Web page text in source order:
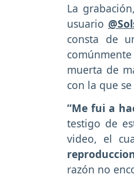
La
usuario
consta de
muerta de
con la que
“Me fui a
testigo de
video, el
razón no